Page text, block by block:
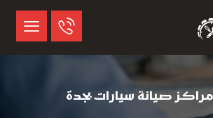
صيانة سيارات بجدة